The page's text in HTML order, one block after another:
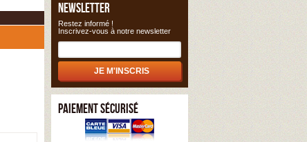
NEWSLETTER
Restez informé !
Inscrivez-vous à notre newsletter
PAIEMENT SÉCURISÉ